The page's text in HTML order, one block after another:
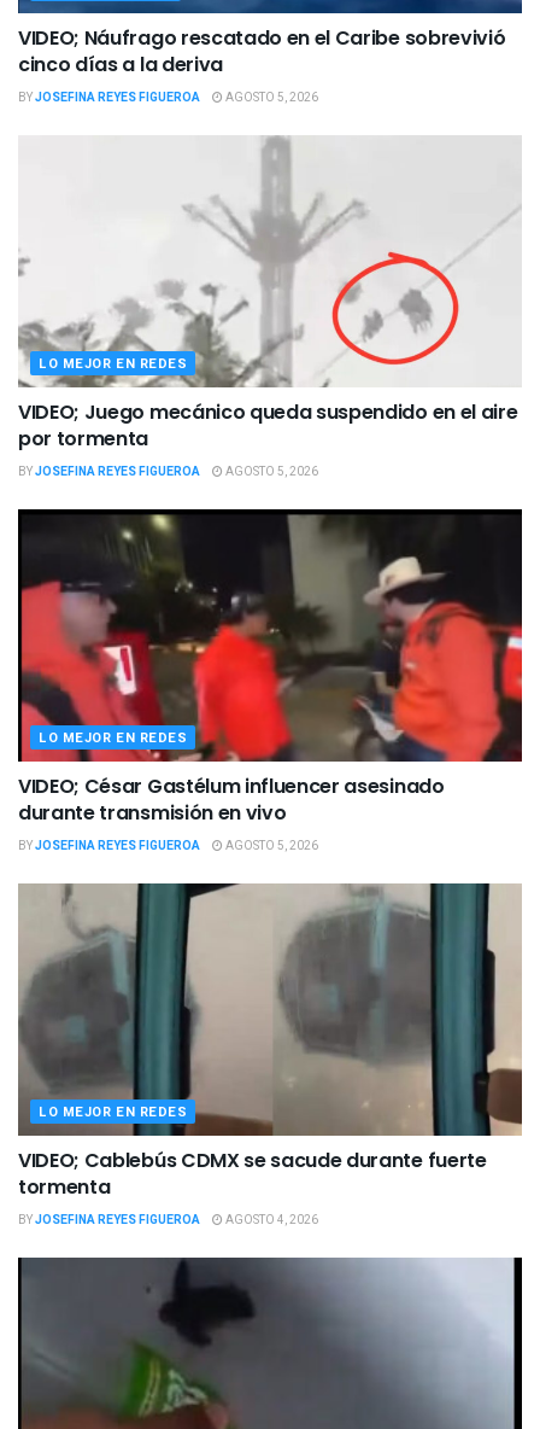
VIDEO; Náufrago rescatado en el Caribe sobrevivió
cinco días a la deriva
BYJOSEFINA REYES FIGUEROA AGOSTO 5, 2026
LO MEJOR EN REDES
VIDEO; Juego mecánico queda suspendido en el aire
por tormenta
BYJOSEFINA REYES FIGUEROA AGOSTO 5, 2026
LO MEJOR EN REDES
VIDEO; César Gastélum influencer asesinado
durante transmisión en vivo
BYJOSEFINA REYES FIGUEROA AGOSTO 5, 2026
LO MEJOR EN REDES
VIDEO; Cablebús CDMX se sacude durante fuerte
tormenta
BYJOSEFINA REYES FIGUEROA AGOSTO 4, 2026